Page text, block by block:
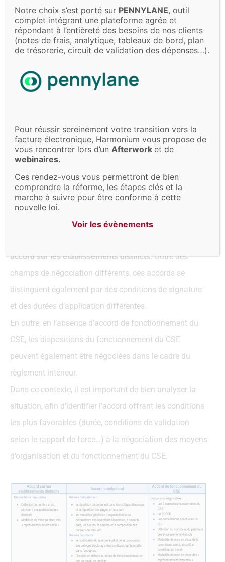
ses missions. Les élus ont donc intérêt à travailler en
étroite collaboration avec leurs délégués syndicaux.
Où et quand négocier ?
Le renouvellement du CSE peut s’articuler autour de
plusieurs accords : un accord préélectoral (PAP), un
accord sur les établissements distincts. Outre des
champs de négociation différents, ces accords se
distinguent également par des conditions de signature
et des durées d’application différentes.
En outre, en l’absence d’accord de fonctionnement du
CSE, les dispositions du fonctionnement du CSE
peuvent également être négociées dans le cadre du
règlement intérieur.
Dans ce contexte, il est important de bien analyser la
situation, afin d’identifier l’accord offrant les conditions
les plus favorables (durée, conditions de validation
selon le rapport de force…) à la négociation des moyens
d’organisation et du fonctionnement du CSE.
Notre choix s’est porté sur PENNYLANE, outil
complet intégrant une plateforme agrée et
répondant à l’entièreté des besoins de nos clients
(notes de frais, analytique, tableaux de bord, plan
de trésorerie, circuit de validation des dépenses…).
Pour réussir sereinement votre transition vers la
facture électronique, Harmonium vous propose de
vous rencontrer lors d’unAfterworket de
webinaires.
Ces rendez-vous vous permettront de bien
comprendre la réforme, les étapes clés et la
marche à suivre pour être conforme à cette
nouvelle loi.
Voir les évènements